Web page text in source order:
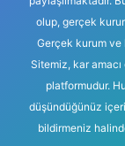
olup, gerçek
Gerçek kurum ve
Sitemiz, kar
platformudur.
düşündüğünüz
bildirmeniz